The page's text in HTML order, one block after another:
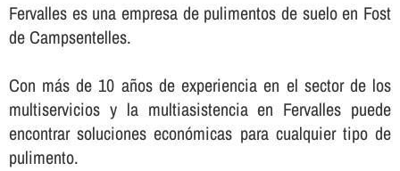
Fervalles es una empresa de pulimentos de suelo en Fost
de Campsentelles.
Con más de 10 años de experiencia en el sector de los
multiservicios y la multiasistencia en Fervalles puede
encontrar soluciones económicas para cualquier tipo de
pulimento.